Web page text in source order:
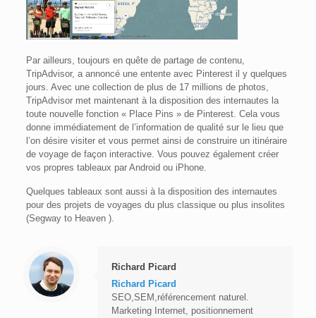
Par ailleurs, toujours en quête de partage de contenu,
TripAdvisor, a annoncé une entente avec Pinterest il y quelques
jours. Avec une collection de plus de 17 millions de photos,
TripAdvisor met maintenant à la disposition des internautes la
toute nouvelle fonction « Place Pins » de Pinterest. Cela vous
donne immédiatement de l’information de qualité sur le lieu que
l’on désire visiter et vous permet ainsi de construire un itinéraire
de voyage de façon interactive. Vous pouvez également créer
vos propres tableaux par Android ou iPhone.
Quelques tableaux sont aussi à la disposition des internautes
pour des projets de voyages du plus classique ou plus insolites
(Segway to Heaven ).
Richard Picard
Richard Picard
SEO,SEM,référencement naturel.
Marketing Internet, positionnement